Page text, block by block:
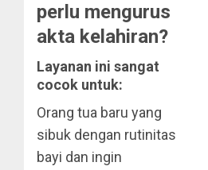
perlu mengurus
akta kelahiran?
Layanan ini sangat
cocok untuk:
Orang tua baru yang
sibuk dengan rutinitas
bayi dan ingin